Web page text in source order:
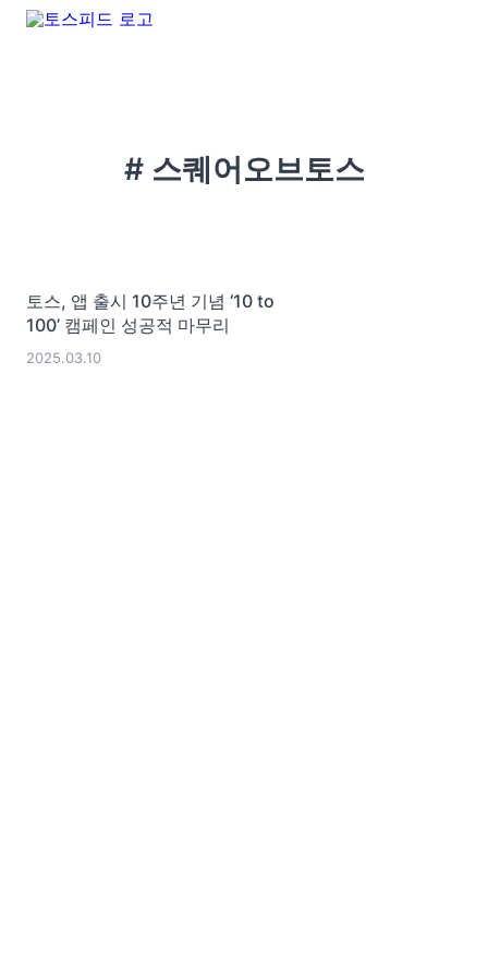
# 스퀘어오브토스
토스, 앱 출시 10주년 기념 ‘10 to
100’ 캠페인 성공적 마무리
2025.03.10